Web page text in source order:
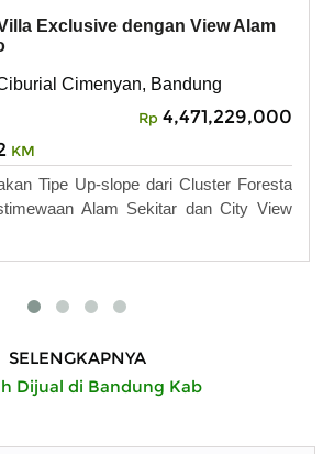
Exclusive dengan View Alam
Cimenyan, Bandung
Rp 4,471,229,000
KM
Tipe Up-slope dari Cluster Foresta
Alam Sekitar dan City View
SELENGKAPNYA
Dijual di Bandung Kab